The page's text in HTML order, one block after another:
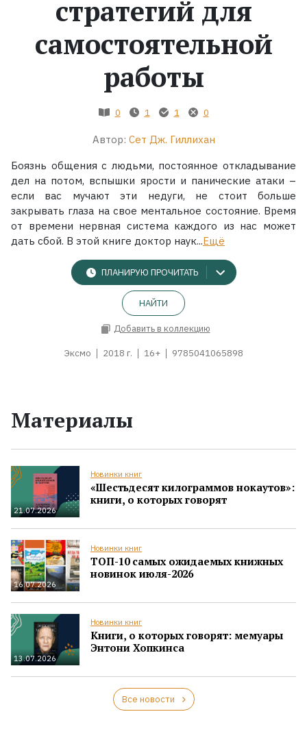
стратегий для
самостоятельной
работы
0 1 1 0
Автор: Сет Дж. Гиллихан
Боязнь общения с людьми, постоянное откладывание
дел на потом, вспышки ярости и панические атаки –
если вас мучают эти недуги, не стоит больше
закрывать глаза на свое ментальное состояние. Время
от времени нервная система каждого из нас может
дать сбой. В этой книге доктор наук...Ещё
ПЛАНИРУЮ ПРОЧИТАТЬ
НАЙТИ
Добавить в коллекцию
Эксмо 2018 г. 16+ 9785041065898
Материалы
21.07.2026
Новинки книг
«Шестьдесят килограммов нокаутов»:
книги, о которых говорят
16.07.2026
Новинки книг
ТОП-10 самых ожидаемых книжных
новинок июля-2026
13.07.2026
Новинки книг
Книги, о которых говорят: мемуары
Энтони Хопкинса
Все новости